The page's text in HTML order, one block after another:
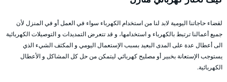
لقضاء حاجاتنا اليومية لابد لنا من استخدام الكهرباء سواء في العمل أو في المنزل لأن
جميع أعمالنا ترتبط بالكهرباء و استخدامها، و قد تتعرض التمديدات و التوصيلات الكهربائية
الى أعطال عدة على المدى البعيد بسبب الإستعمال اليومي و المكثف الشيء الذي
يستوجب الإستعانة بخبير أو مصليح كهربائي ليتمكن من حل كل المشاكل و الأعطال
الكهربائية.